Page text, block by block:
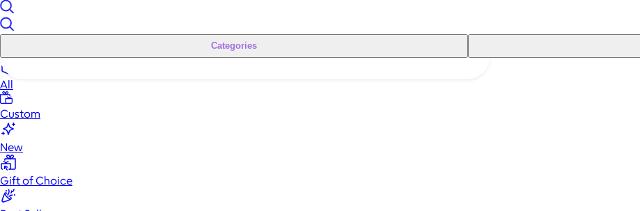
Categories
All
Custom
New
Gift of Choice